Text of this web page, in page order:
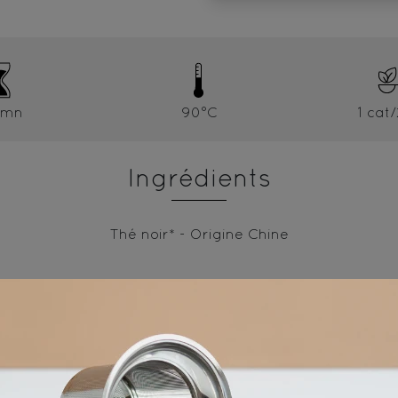
90°C 1
Ingrédients
Thé noir* - Origine Chine